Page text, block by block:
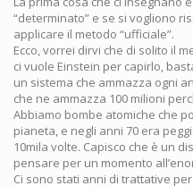
“determinato” e se si vogliono
applicare il metodo “ufficiale”.
Ecco, vorrei dirvi che di solito il
ci vuole Einstein per capirlo,
un sistema che ammazza ogni
che ne ammazza 100 milioni
Abbiamo bombe atomiche che
pianeta, e negli anni 70 era
10mila volte. Capisco che è un
pensare per un momento
Ci sono stati anni di trattative